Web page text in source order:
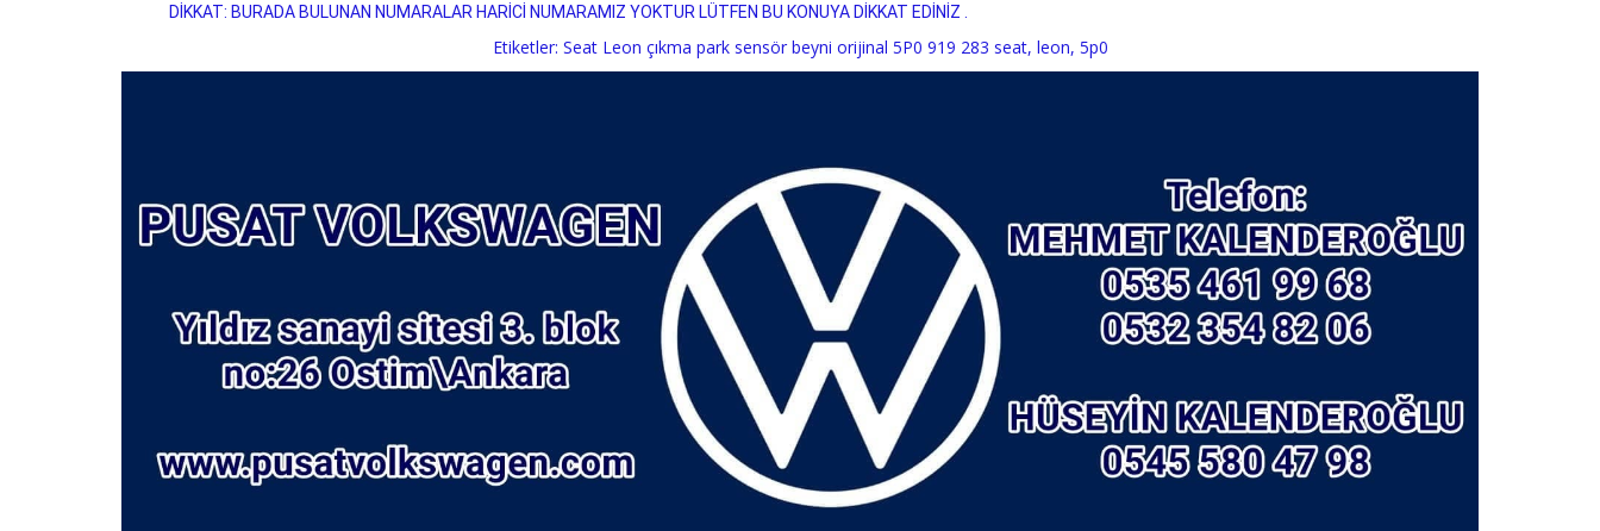
DİKKAT: BURADA BULUNAN NUMARALAR HARİCİ NUMARAMIZ YOKTUR LÜTFEN BU KONUYA DİKKAT EDİNİZ .
Etiketler: Seat Leon çıkma park sensör beyni orijinal 5P0 919 283 seat, leon, 5p0